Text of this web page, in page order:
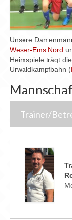
Chronik
Unsere
Weser-Ems Nord
Heimspiele trägt
Urwaldkampfbahn (
Trainer/